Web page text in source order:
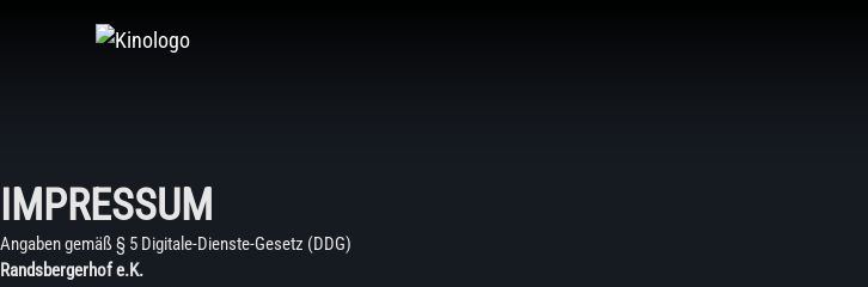
IMPRESSUM
Angaben gemäß § 5 Digitale-Dienste-Gesetz (DDG)
Randsbergerhof e.K.